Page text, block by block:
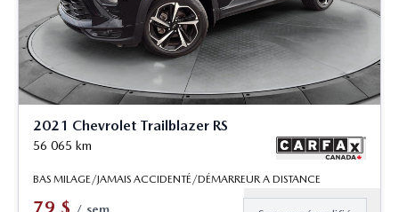
2021 Chevrolet Trailblazer RS
56 065 km
BAS MILAGE/JAMAIS ACCIDENTÉ/DÉMARREUR A DISTANCE
79 $